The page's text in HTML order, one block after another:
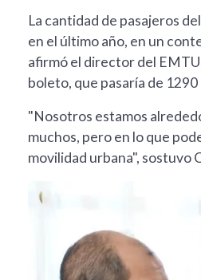
La cantidad de pasajeros
en el último año, en un
afirmó el director del
boleto, que pasaría de 1290
"Nosotros estamos
muchos, pero en lo que
movilidad urbana", sostuvo